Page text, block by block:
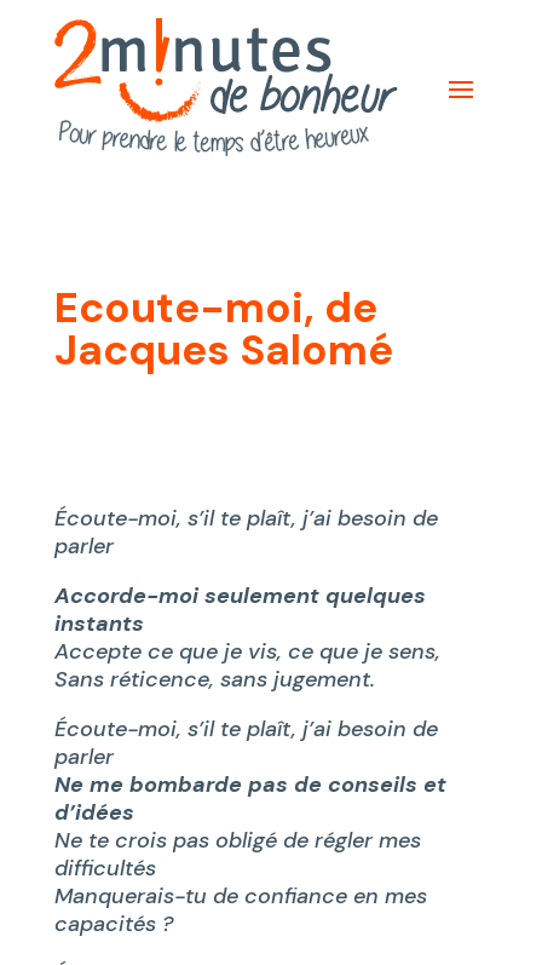
Ecoute-moi, de
Jacques Salomé
Écoute-moi, s’il te plaît, j’ai besoin de
parler
Accorde-moi seulement quelques
instants
Accepte ce que je vis, ce que je sens,
Sans réticence, sans jugement.
Écoute-moi, s’il te plaît, j’ai besoin de
parler
Ne me bombarde pas de conseils et
d’idées
Ne te crois pas obligé de régler mes
difficultés
Manquerais-tu de confiance en mes
capacités ?